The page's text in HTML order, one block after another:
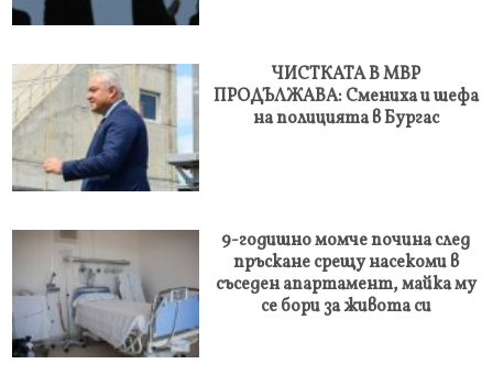
ЧИСТКАТА В МВР
ПРОДЪЛЖАВА: Смениха и шефа
на полицията в Бургас
9-годишно момче почина след
пръскане срещу насекоми в
съседен апартамент, майка му
се бори за живота си